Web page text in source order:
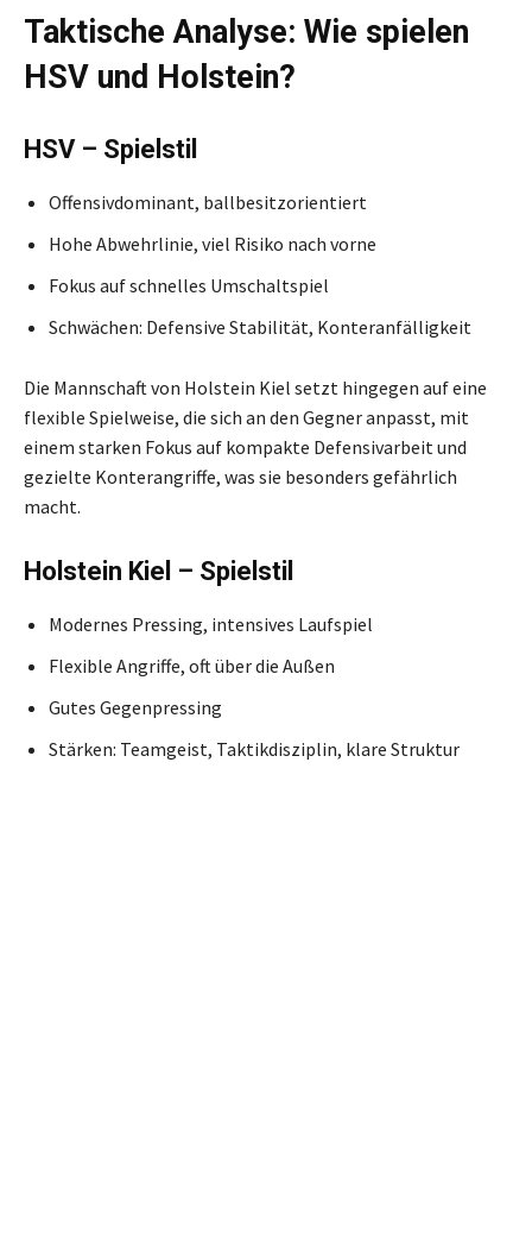
Taktische Analyse: Wie spielen
HSV und Holstein?
HSV – Spielstil
Offensivdominant, ballbesitzorientiert
Hohe Abwehrlinie, viel Risiko nach vorne
Fokus auf schnelles Umschaltspiel
Schwächen: Defensive Stabilität, Konteranfälligkeit
Die Mannschaft von Holstein Kiel setzt hingegen auf eine
flexible Spielweise, die sich an den Gegner anpasst, mit
einem starken Fokus auf kompakte Defensivarbeit und
gezielte Konterangriffe, was sie besonders gefährlich
macht.
Holstein Kiel – Spielstil
Modernes Pressing, intensives Laufspiel
Flexible Angriffe, oft über die Außen
Gutes Gegenpressing
Stärken: Teamgeist, Taktikdisziplin, klare Struktur